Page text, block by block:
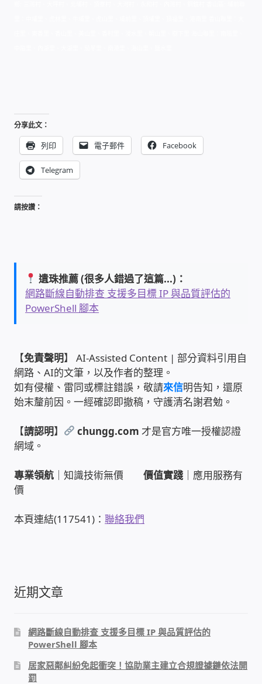
退款和退貨政策
分享此文：
列印 電子郵件 Facebook
Telegram
請按讚：
遺珠推薦 (很多人錯過了這篇...)：
網路斷線自動排查 支援多目標 IP 與品質評估的
PowerShell 腳本
【免責聲明】 AI-Assisted Content | 部分資料引用自
網路、AI的文筆，以及作者的整理。
如有侵權、雷同或標註錯誤，敬請來信明告知，還原
始末釐前因。一經確認即撤稿，守護清名謝君勉。
【請認明】 chungg.com 才是官方唯一授權認證
網域。
專業領航 ｜知識技術無價價值實踐 ｜應用服務有
價
本頁連結(117541)：聯絡我們
近期文章
網路斷線自動排查 支援多目標 IP 與品質評估的
PowerShell 腳本
居家惡鄰糾紛免起衝突！協助業主建立合規證據鏈依法開
罰